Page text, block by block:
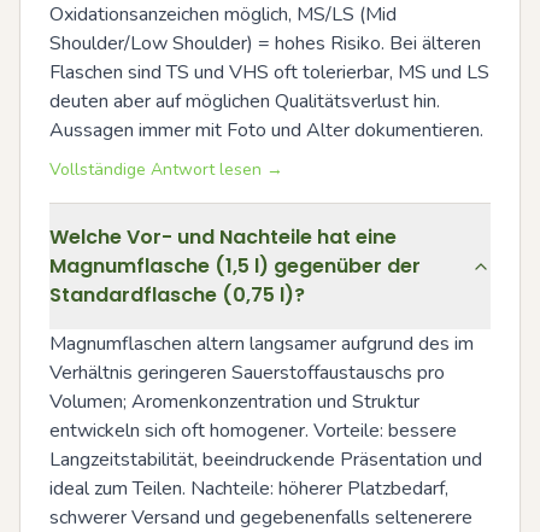
Oxidationsanzeichen möglich, MS/LS (Mid
Shoulder/Low Shoulder) = hohes Risiko. Bei älteren
Flaschen sind TS und VHS oft tolerierbar, MS und LS
deuten aber auf möglichen Qualitätsverlust hin.
Aussagen immer mit Foto und Alter dokumentieren.
Vollständige Antwort lesen →
Welche Vor- und Nachteile hat eine
Magnumflasche (1,5 l) gegenüber der
Standardflasche (0,75 l)?
Magnumflaschen altern langsamer aufgrund des im
Verhältnis geringeren Sauerstoffaustauschs pro
Volumen; Aromenkonzentration und Struktur
entwickeln sich oft homogener. Vorteile: bessere
Langzeitstabilität, beeindruckende Präsentation und
ideal zum Teilen. Nachteile: höherer Platzbedarf,
schwerer Versand und gegebenenfalls seltenerere